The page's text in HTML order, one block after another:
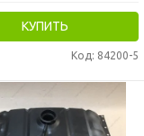
КУПИТЬ
Код: 84200-5